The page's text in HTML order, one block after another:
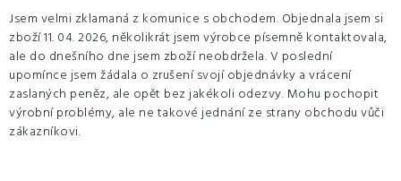
Jsem velmi zklamaná z komunice s obchodem. Objednala jsem si
zboží 11. 04. 2026, několikrát jsem výrobce písemně kontaktovala,
ale do dnešního dne jsem zboží neobdržela. V poslední
upomínce jsem žádala o zrušení svojí objednávky a vrácení
zaslaných peněz, ale opět bez jakékoli odezvy. Mohu pochopit
výrobní problémy, ale ne takové jednání ze strany obchodu vůči
zákazníkovi.